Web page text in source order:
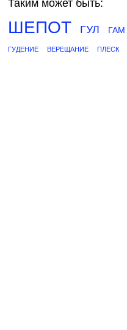
Таким может быть:
ШЕПОТ ГУЛ ГАМ
ГУДЕНИЕ ВЕРЕЩАНИЕ ПЛЕСК